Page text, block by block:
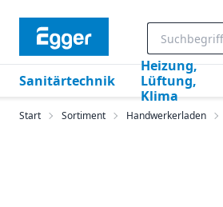
Sanitärtechnik
Heizung,
Lüftung,
Klima
Start Sortiment Handwerkerladen